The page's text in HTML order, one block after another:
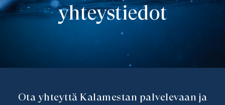
yhteystiedot
Ota yhteyttä Kalamestan palvelevaan ja